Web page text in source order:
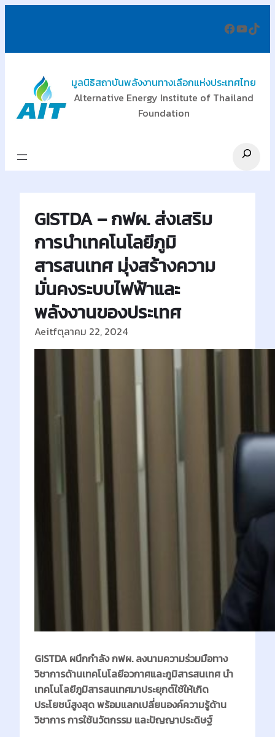
เนื้อหา
มูลนิธิสถาบันพลังงานทางเลือกแห่งประเทศไทย
Alternative Energy Institute of Thailand
Foundation
Search
GISTDA – กฟผ. ส่งเสริม
การนำเทคโนโลยีภูมิ
สารสนเทศ มุ่งสร้างความ
มั่นคงระบบไฟฟ้าและ
พลังงานของประเทศ
Aeitfตุลาคม 22, 2024
GISTDA ผนึกกำลัง กฟผ. ลงนามความร่วมมือทาง
วิชาการด้านเทคโนโลยีอวกาศและภูมิสารสนเทศ นำ
เทคโนโลยีภูมิสารสนเทศมาประยุกต์ใช้ให้เกิด
ประโยชน์สูงสุด พร้อมแลกเปลี่ยนองค์ความรู้ด้าน
วิชาการ การใช้นวัตกรรม และปัญญาประดิษฐ์